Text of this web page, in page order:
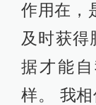
作用在，
及时获得
据才能
样。 我